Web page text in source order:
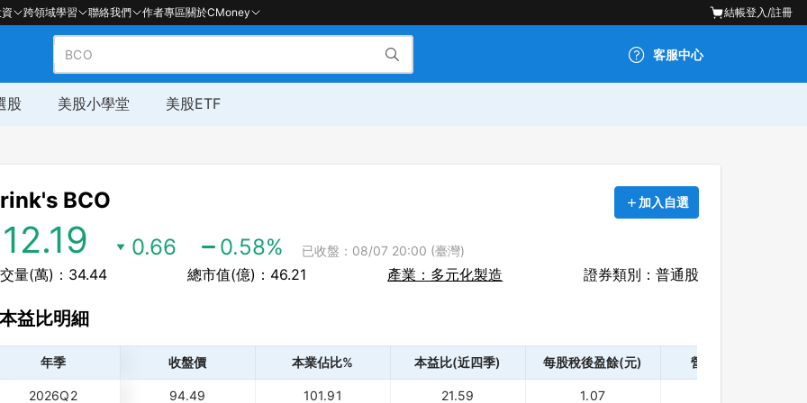
跨領域學習 聯絡我們 作者專區關於CMoney 結帳登入/註冊
客服中心
股 美股小學堂 美股ETF
BCO 加入自選
0.66 0.58% 已收盤：08/07 20:00 (臺灣)
量(萬)：34.44 總市值(億)：46.21 產業：多元化製造 證券類別：普通股
益比明細
年季 收盤價 本業佔比% 本益比(近四季) 每股稅後盈餘(元) 營業利益(千)
2026Q2 94.49 101.91 21.59 1.07